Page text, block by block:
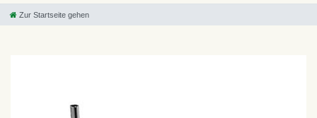
Zur Startseite gehen